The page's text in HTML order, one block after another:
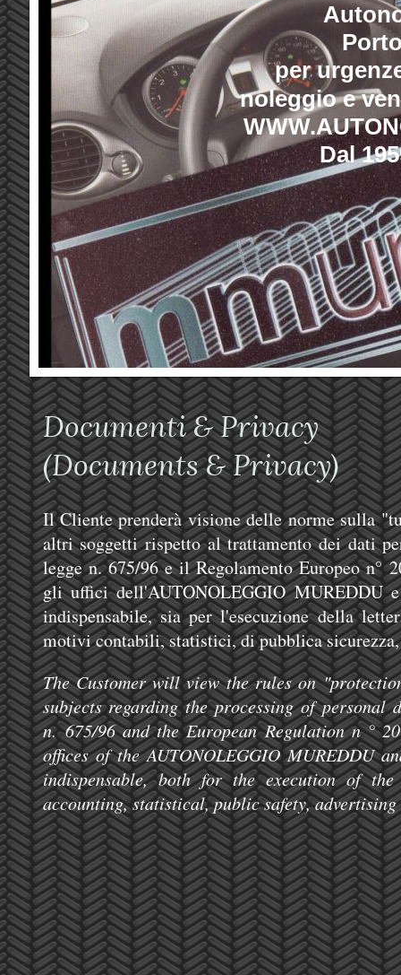
per
noleggio e
Dal
Documenti &
(Documents & Privacy)
Il Cliente prenderà visione delle norme sulla
altri soggetti rispetto al trattamento dei dati
legge n. 675/96 e il Regolamento Europeo n°
gli uffici dell'AUTONOLEGGIO MUREDDU
indispensabile, sia per l'esecuzione della
motivi contabili, statistici, di pubblica
The Customer will view the rules on
subjects regarding the processing of personal
n. 675/96 and the European Regulation n °
offices of the AUTONOLEGGIO MUREDDU
indispensable, both for the execution of
accounting, statistical, public safety, advertising